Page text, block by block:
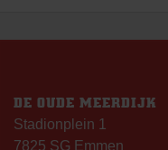
DE OUDE MEERDIJK
Stadionplein 1
7825 SG Emmen